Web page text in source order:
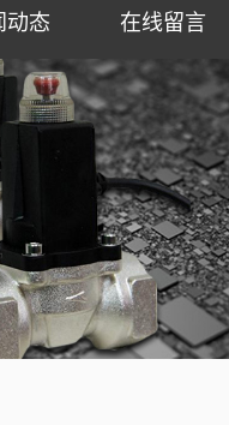
动态
新闻
新闻
知识
阀资讯
答
在线留言